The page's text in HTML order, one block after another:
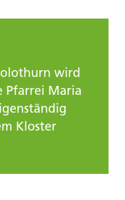
wird
Pfarrei Maria
Kloster